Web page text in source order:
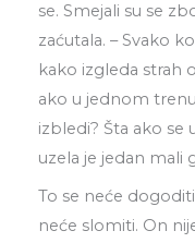
se. Smejali su se
zaćutala. – Svako
kako izgleda strah
ako u jednom
izbledi? Šta ako se
uzela je jedan mali
To se neće
neće slomiti. On